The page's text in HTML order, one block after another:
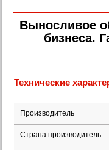
Выносливое
бизнеса.
Технические
Производитель
Страна производитель